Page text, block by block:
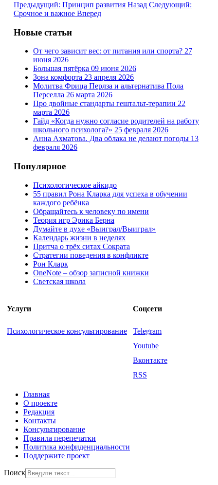
Предыдущий: Принцип развития Назад Следующий:
Срочное и важное Вперед
Новые статьи
От чего зависит вес: от питания или спорта? 27
июня 2026
Большая пятёрка 09 июня 2026
Зона комфорта 23 апреля 2026
Молитва Фрица Перлза и альтернатива Пола
Перселла 26 марта 2026
Про двойные стандарты гештальт-терапии 22
марта 2026
Гайд «Когда нужно согласие родителей на работу
школьного психолога?» 25 февраля 2026
Анна Ахматова. Два облака не делают погоды 13
февраля 2026
Популярное
Психологическое айкидо
55 правил Рона Кларка для успеха в обучении
каждого ребёнка
Обращайтесь к человеку по имени
Теория игр Эрика Берна
Думайте в духе «Выиграл/Выиграл»
Календарь жизни в неделях
Притча о трёх ситах Сократа
Стратегии поведения в конфликте
Рон Кларк
OneNote – обзор записной книжки
Светская школа
Услуги Соцсети
Психологическое консультирование
Telegram
Youtube
Вконтакте
RSS
Главная
О проекте
Редакция
Контакты
Консультирование
Правила перепечатки
Политика конфиденциальности
Поддержите проект
Поиск